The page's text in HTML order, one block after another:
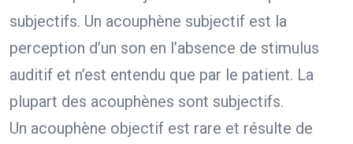
subjectifs. Un acouphène subjectif est la
perception d’un son en l’absence de stimulus
auditif et n’est entendu que par le patient. La
plupart des acouphènes sont subjectifs.
Un acouphène objectif est rare et résulte de